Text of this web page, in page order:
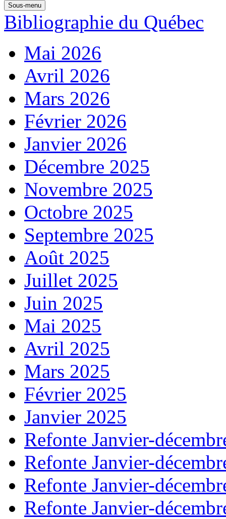
Sous-menu
Bibliographie du Québec
Mai 2026
Avril 2026
Mars 2026
Février 2026
Janvier 2026
Décembre 2025
Novembre 2025
Octobre 2025
Septembre 2025
Août 2025
Juillet 2025
Juin 2025
Mai 2025
Avril 2025
Mars 2025
Février 2025
Janvier 2025
Refonte Janvier-
Refonte Janvier-
Refonte Janvier-
Refonte Janvier-